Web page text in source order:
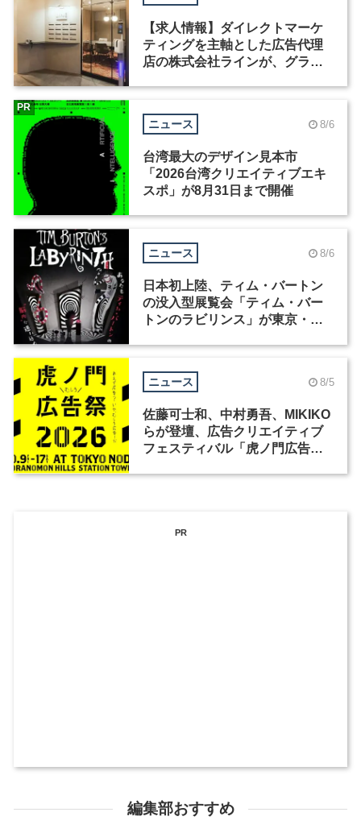
【求人情報】ダイレクトマーケ
ティングを主軸とした広告代理
店の株式会社ラインが、グラフ
ニュース 8/6
台湾最大のデザイン見本市
「2026台湾クリエイティブエキ
スポ」が8月31日まで開催
PR
ニュース 8/6
日本初上陸、ティム・バートン
の没入型展覧会「ティム・バー
トンのラビリンス」が東京・豊
ニュース 8/5
佐藤可士和、中村勇吾、MIKIKO
らが登壇、広告クリエイティブ
フェスティバル「虎ノ門広告
PR
編集部おすすめ